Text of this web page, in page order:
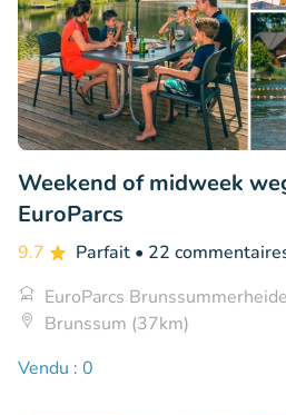
Weekend of midweek
EuroParcs
9.7 Parfait • 22
EuroParcs Brunssummerheide
Brunssum (37km)
Vendu : 0